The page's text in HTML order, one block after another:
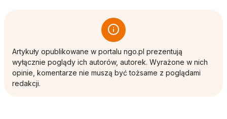
Artykuły opublikowane w portalu ngo.pl prezentują
wyłącznie poglądy ich autorów, autorek. Wyrażone w nich
opinie, komentarze nie muszą być tożsame z poglądami
redakcji.